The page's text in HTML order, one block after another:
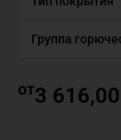
Группа
от3 616,00